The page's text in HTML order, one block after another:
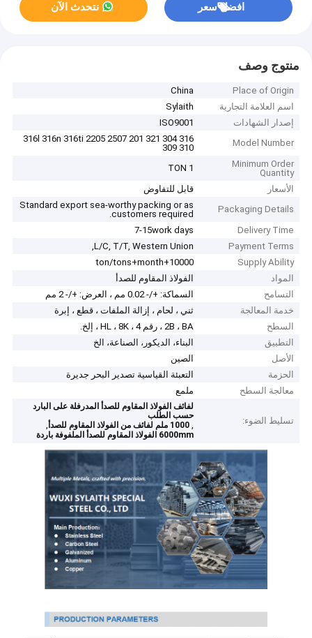
افضل سعر نتحدث الآن
منتوج وصف
Place of Origin
China
اسم العلامة التجارية
Sylaith
إصدار الشهادات
ISO9001
Model Number
316 304 321 316l 316n 316ti 2205 2507 201
309 310
Minimum Order
Quantity
1 TON
الأسعار
قابل للتفاوض
Packaging Details
Standard export sea-worthy packing or as
customers required.
Delivery Time
7-15work days
Payment Terms
L/C, T/T, Western Union,
Supply Ability
10000+ton/tons+month
المواد
الفولاذ المقاوم للصدأ
التسامح
السماكة: +/- 0.02 مم ، العرض: +/- 2 مم
خدمة المعالجة
ثني ، لحام ، إزالة الملفات ، قطع ، إبرة
السطح
2B ، BA ، رقم 4 ، HL ، 8K ، إلخ.
التطبيق
البناء، الديكور، الصناعة، الخ
الأصل
الصين
الحزمة
التعبئة القياسية تصدير البحر جديرة
معالجة السطح
ملمع
تسليط الضوء:
لفائف الفولاذ المقاوم للصدأ المدرفلة على البارد
حسب الطلب
,1000 ملم لفائف من الفولاذ المقاوم للصدأ ,
6000mm الفولاذ المقاوم للصدأ الملفوفة باردة